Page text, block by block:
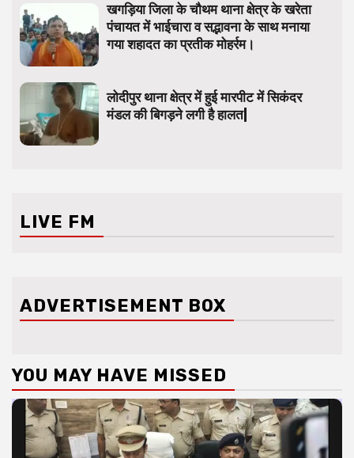
खगड़िया जिला के चौथम थाना क्षेत्र के खरेता
पंचायत में भाईचारा व सद्भावना के साथ मनाया
गया शहादत का प्रतीक मोहर्रम।
लोदीपुर थाना क्षेत्र में हुई मारपीट में सिकंदर
मंडल की बिगड़ने लगी है हालत|
LIVE FM
ADVERTISEMENT BOX
YOU MAY HAVE MISSED